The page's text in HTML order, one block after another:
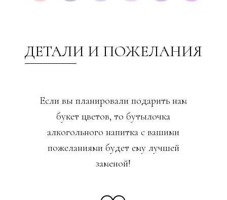
ДЕТАЛИ И ПОЖЕЛАНИЯ
Если вы планировали подарить нам
букет цветов, то бутылочка
алкогольного напитка с вашими
пожеланиями будет ему лучшей
заменой!